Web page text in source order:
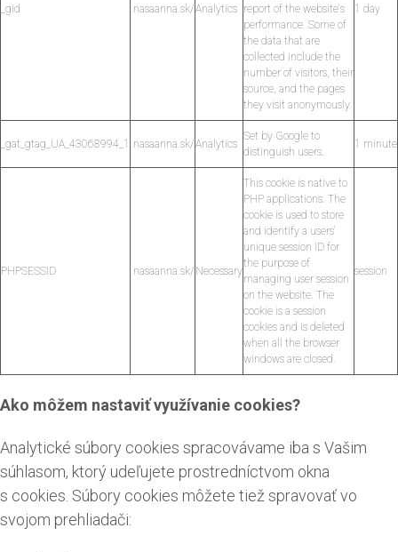
_gid .nasaanna.sk/Analytics report of the website's
performance. Some of
the data that are
collected include the
number of visitors, their
source, and the pages
they visit anonymously.
1 day
_gat_gtag_UA_43068994_1 .nasaanna.sk/Analytics
Set by Google to
distinguish users.
1 minute
PHPSESSID .nasaanna.sk/ Necessary
This cookie is native to
PHP applications. The
cookie is used to store
and identify a users'
unique session ID for
the purpose of
managing user session
on the website. The
cookie is a session
cookies and is deleted
when all the browser
windows are closed.
session
Ako môžem nastaviť využívanie cookies?
Analytické súbory cookies spracovávame iba s Vašim
súhlasom, ktorý udeľujete prostredníctvom okna
s cookies. Súbory cookies môžete tiež spravovať vo
svojom prehliadači: